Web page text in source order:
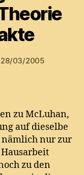
28/03/2005
zu McLuhan,
auf dieselbe
nur zur
zu den